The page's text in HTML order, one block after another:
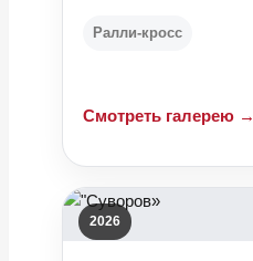
Ралли-кросс
Смотреть галерею →
2026